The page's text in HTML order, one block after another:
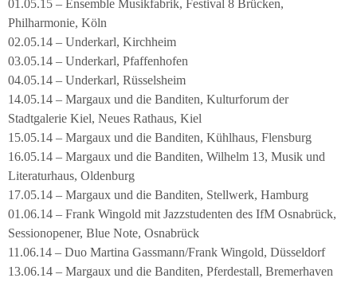
01.05.15 – Ensemble Musikfabrik, Festival 8 Brücken,
Philharmonie, Köln
02.05.14 – Underkarl, Kirchheim
03.05.14 – Underkarl, Pfaffenhofen
04.05.14 – Underkarl, Rüsselsheim
14.05.14 – Margaux und die Banditen, Kulturforum der
Stadtgalerie Kiel, Neues Rathaus, Kiel
15.05.14 – Margaux und die Banditen, Kühlhaus, Flensburg
16.05.14 – Margaux und die Banditen, Wilhelm 13, Musik und
Literaturhaus, Oldenburg
17.05.14 – Margaux und die Banditen, Stellwerk, Hamburg
01.06.14 – Frank Wingold mit Jazzstudenten des IfM Osnabrück,
Sessionopener, Blue Note, Osnabrück
11.06.14 – Duo Martina Gassmann/Frank Wingold, Düsseldorf
13.06.14 – Margaux und die Banditen, Pferdestall, Bremerhaven